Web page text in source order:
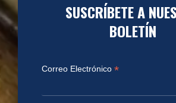
SUSCRÍBETE A
BOLETÍN
Correo Electrónico *